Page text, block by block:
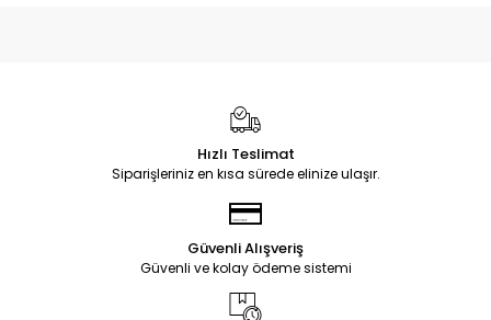
Hızlı Teslimat
Siparişleriniz en kısa sürede elinize ulaşır.
Güvenli Alışveriş
Güvenli ve kolay ödeme sistemi